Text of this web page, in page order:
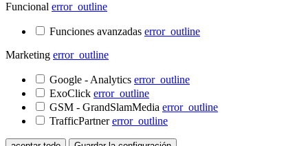
Funcional error_outline
Funciones avanzadas error_outline
Marketing error_outline
Google - Analytics error_outline
ExoClick error_outline
GSM - GrandSlamMedia error_outline
TrafficPartnererror_outline